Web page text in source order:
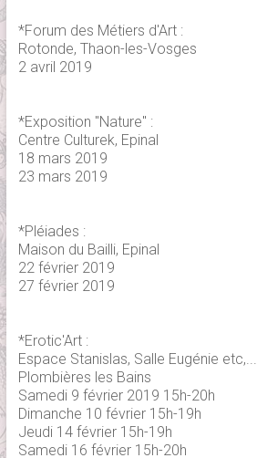
*Forum des Métiers d'Art :
Rotonde, Thaon-les-Vosges
2 avril 2019
*Exposition "Nature" :
Centre Culturek, Epinal
18 mars 2019
23 mars 2019
*Pléiades :
Maison du Bailli, Epinal
22 février 2019
27 février 2019
*Erotic'Art :
Espace Stanislas, Salle Eugénie etc,...
Plombières les Bains
Samedi 9 février 2019 15h-20h
Dimanche 10 février 15h-19h
Jeudi 14 février 15h-19h
Samedi 16 février 15h-20h